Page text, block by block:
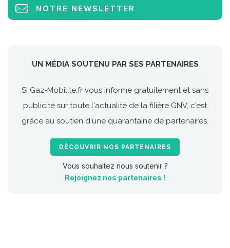
NOTRE NEWSLETTER
UN MÉDIA SOUTENU PAR SES PARTENAIRES
Si Gaz-Mobilite.fr vous informe gratuitement et sans
publicité sur toute l'actualité de la filière GNV, c'est
grâce au soutien d'une quarantaine de partenaires.
DÉCOUVRIR NOS PARTENAIRES
Vous souhaitez nous soutenir ?
Rejoignez nos partenaires !